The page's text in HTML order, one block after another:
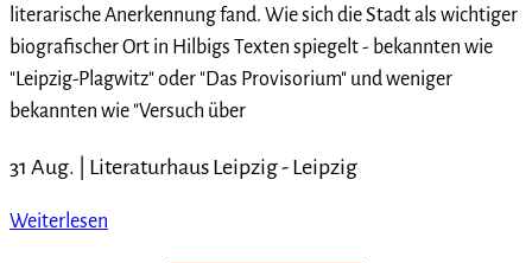
literarische Anerkennung fand. Wie sich die Stadt als wichtiger
biografischer Ort in Hilbigs Texten spiegelt - bekannten wie
"Leipzig-Plagwitz" oder "Das Provisorium" und weniger
bekannten wie "Versuch über
31 Aug. | Literaturhaus Leipzig- Leipzig
Weiterlesen